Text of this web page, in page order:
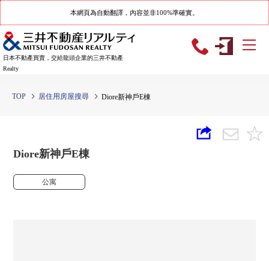
本網頁為自動翻譯，內容並非100%準確實。
日本不動產買賣，交給龍頭企業的三井不動產
Realty
TOP 居住用房屋搜尋 Diore新神戶E棟
Diore新神戶E棟
公寓